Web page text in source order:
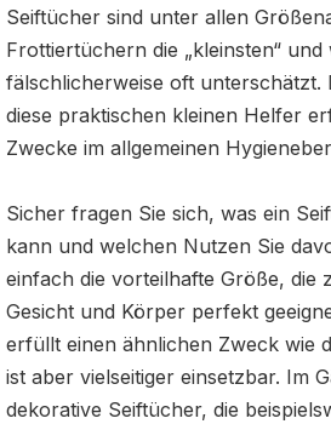
Seiftücher sind unter allen
Frottiertüchern die „kleinsten“ und
fälschlicherweise oft unterschätzt.
diese praktischen kleinen Helfer
Zwecke im allgemeinen
Sicher fragen Sie sich, was ein
kann und welchen Nutzen Sie
einfach die vorteilhafte Größe, die
Gesicht und Körper perfekt
erfüllt einen ähnlichen Zweck wie
ist aber vielseitiger einsetzbar. Im
dekorative Seiftücher, die